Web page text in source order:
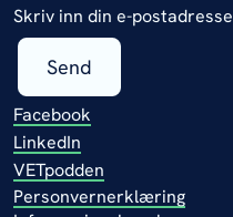
Skriv inn din e-postadresse
Send
Facebook
LinkedIn
VETpodden
Personvernerklæring